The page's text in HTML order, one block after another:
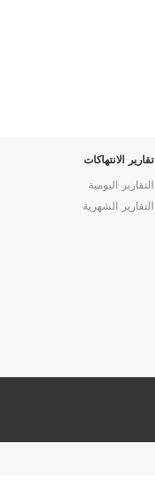
تقارير الانتهاكات
التقارير اليومية
التقارير الشهرية